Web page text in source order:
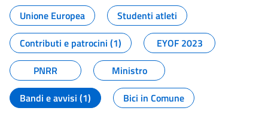
Unione Europea
Studenti atleti
Contributi e patrocini (1)
EYOF 2023
PNRR
Ministro
Bandi e avvisi (1)
Bici in Comune